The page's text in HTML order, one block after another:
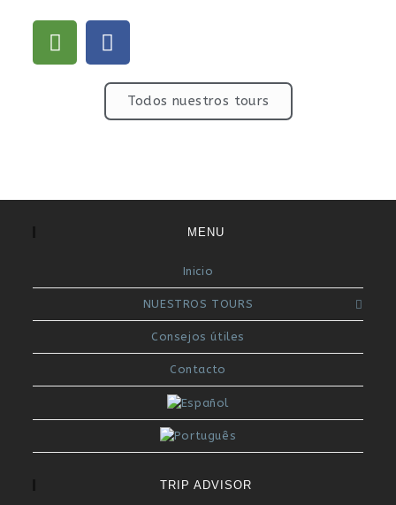
Todos nuestros tours
MENU
Inicio
NUESTROS TOURS
Consejos útiles
Contacto
TRIP ADVISOR